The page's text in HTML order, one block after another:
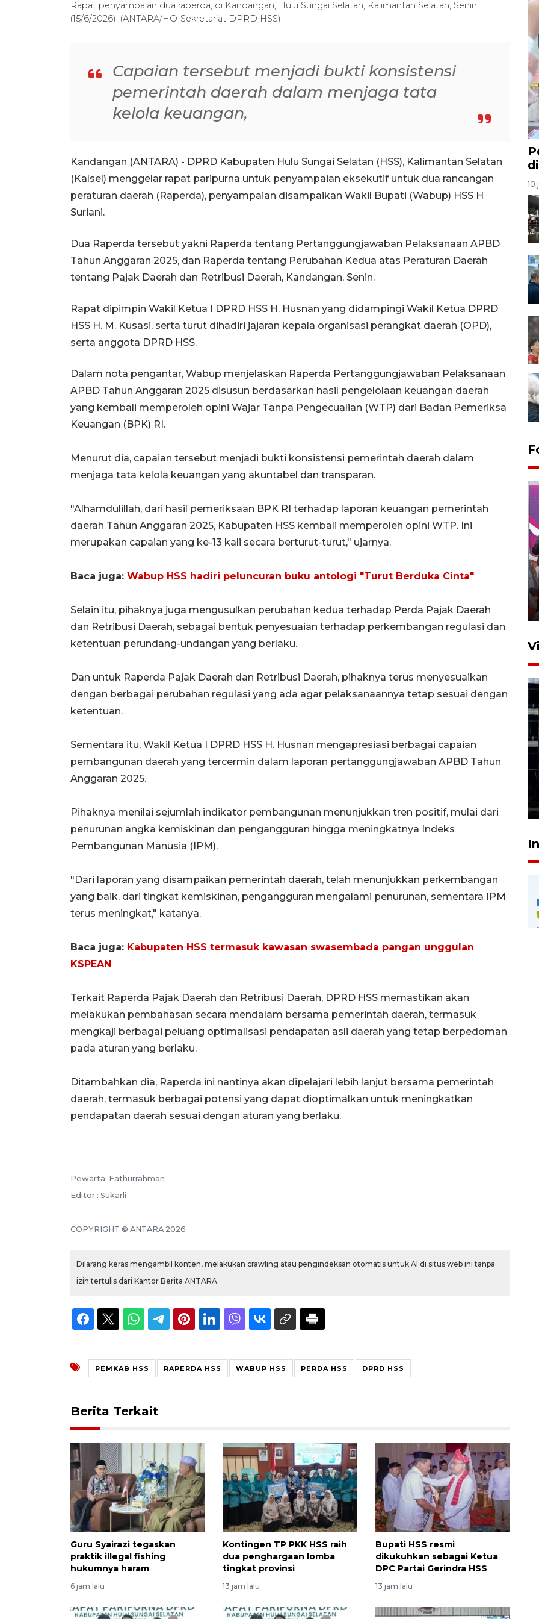
Rapat penyampaian dua raperda, di Kandangan, Hulu Sungai Selatan, Kalimantan Selatan, Senin
(15/6/2026). (ANTARA/HO-Sekretariat DPRD HSS)
Capaian tersebut menjadi bukti konsistensi
pemerintah daerah dalam menjaga tata
kelola keuangan,
Kandangan (ANTARA) - DPRD Kabupaten Hulu Sungai Selatan (HSS), Kalimantan Selatan
(Kalsel) menggelar rapat paripurna untuk penyampaian eksekutif untuk dua rancangan
peraturan daerah (Raperda), penyampaian disampaikan Wakil Bupati (Wabup) HSS H
Suriani.
Dua Raperda tersebut yakni Raperda tentang Pertanggungjawaban Pelaksanaan APBD
Tahun Anggaran 2025, dan Raperda tentang Perubahan Kedua atas Peraturan Daerah
tentang Pajak Daerah dan Retribusi Daerah, Kandangan, Senin.
Rapat dipimpin Wakil Ketua I DPRD HSS H. Husnan yang didampingi Wakil Ketua DPRD
HSS H. M. Kusasi, serta turut dihadiri jajaran kepala organisasi perangkat daerah (OPD),
serta anggota DPRD HSS.
Dalam nota pengantar, Wabup menjelaskan Raperda Pertanggungjawaban Pelaksanaan
APBD Tahun Anggaran 2025 disusun berdasarkan hasil pengelolaan keuangan daerah
yang kembali memperoleh opini Wajar Tanpa Pengecualian (WTP) dari Badan Pemeriksa
Keuangan (BPK) RI.
Menurut dia, capaian tersebut menjadi bukti konsistensi pemerintah daerah dalam
menjaga tata kelola keuangan yang akuntabel dan transparan.
"Alhamdulillah, dari hasil pemeriksaan BPK RI terhadap laporan keuangan pemerintah
daerah Tahun Anggaran 2025, Kabupaten HSS kembali memperoleh opini WTP. Ini
merupakan capaian yang ke-13 kali secara berturut-turut," ujarnya.
Baca juga: Wabup HSS hadiri peluncuran buku antologi "Turut Berduka Cinta"
Selain itu, pihaknya juga mengusulkan perubahan kedua terhadap Perda Pajak Daerah
dan Retribusi Daerah, sebagai bentuk penyesuaian terhadap perkembangan regulasi dan
ketentuan perundang-undangan yang berlaku.
Dan untuk Raperda Pajak Daerah dan Retribusi Daerah, pihaknya terus menyesuaikan
dengan berbagai perubahan regulasi yang ada agar pelaksanaannya tetap sesuai dengan
ketentuan.
Sementara itu, Wakil Ketua I DPRD HSS H. Husnan mengapresiasi berbagai capaian
pembangunan daerah yang tercermin dalam laporan pertanggungjawaban APBD Tahun
Anggaran 2025.
Pihaknya menilai sejumlah indikator pembangunan menunjukkan tren positif, mulai dari
penurunan angka kemiskinan dan pengangguran hingga meningkatnya Indeks
Pembangunan Manusia (IPM).
"Dari laporan yang disampaikan pemerintah daerah, telah menunjukkan perkembangan
yang baik, dari tingkat kemiskinan, pengangguran mengalami penurunan, sementara IPM
terus meningkat," katanya.
Baca juga: Kabupaten HSS termasuk kawasan swasembada pangan unggulan
KSPEAN
Terkait Raperda Pajak Daerah dan Retribusi Daerah, DPRD HSS memastikan akan
melakukan pembahasan secara mendalam bersama pemerintah daerah, termasuk
mengkaji berbagai peluang optimalisasi pendapatan asli daerah yang tetap berpedoman
pada aturan yang berlaku.
Ditambahkan dia, Raperda ini nantinya akan dipelajari lebih lanjut bersama pemerintah
daerah, termasuk berbagai potensi yang dapat dioptimalkan untuk meningkatkan
pendapatan daerah sesuai dengan aturan yang berlaku.
Pewarta: Fathurrahman
Editor : Sukarli
COPYRIGHT © ANTARA 2026
Dilarang keras mengambil konten, melakukan crawling atau pengindeksan otomatis untuk AI di situs web ini tanpa
izin tertulis dari Kantor Berita ANTARA.
PEMKAB HSS RAPERDA HSS WABUP HSS PERDA HSS DPRD HSS
Berita Terkait
Guru Syairazi tegaskan
praktik illegal fishing
hukumnya haram
6 jam lalu
Kontingen TP PKK HSS raih
dua penghargaan lomba
tingkat provinsi
13 jam lalu
Bupati HSS resmi
dikukuhkan sebagai Ketua
DPC Partai Gerindra HSS
13 jam lalu
10
pembukaan Turnamen Sepak
23 Juli 2026 21:36
Feature - Kalsel Merangkul
Anak Putus Sekolah Lewat